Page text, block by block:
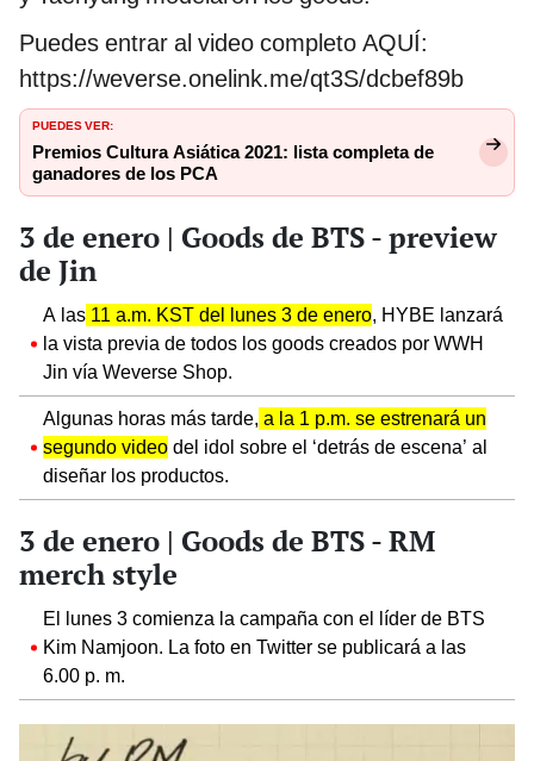
Puedes entrar al video completo AQUÍ:
https://weverse.onelink.me/qt3S/dcbef89b
PUEDES VER:
Premios Cultura Asiática 2021: lista completa de
ganadores de los PCA
3 de enero | Goods de BTS - preview
de Jin
A las 11 a.m. KST del lunes 3 de enero, HYBE lanzará
la vista previa de todos los goods creados por WWH
Jin vía Weverse Shop.
Algunas horas más tarde, a la 1 p.m. se estrenará un
segundo video del idol sobre el ‘detrás de escena’ al
diseñar los productos.
3 de enero | Goods de BTS - RM
merch style
El lunes 3 comienza la campaña con el líder de BTS
Kim Namjoon. La foto en Twitter se publicará a las
6.00 p. m.